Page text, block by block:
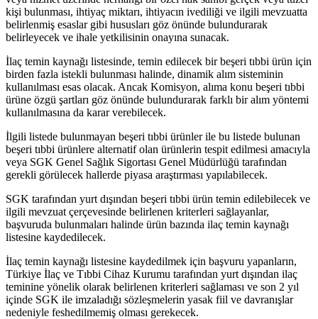
kişi bulunması, ihtiyaç miktarı, ihtiyacın ivediliği ve ilgili mevzuatta
belirlenmiş esaslar gibi hususları göz önünde bulundurarak
belirleyecek ve ihale yetkilisinin onayına sunacak.
İlaç temin kaynağı listesinde, temin edilecek bir beşeri tıbbi ürün için
birden fazla istekli bulunması halinde, dinamik alım sisteminin
kullanılması esas olacak. Ancak Komisyon, alıma konu beşeri tıbbi
ürüne özgü şartları göz önünde bulundurarak farklı bir alım yöntemi
kullanılmasına da karar verebilecek.
İlgili listede bulunmayan beşeri tıbbi ürünler ile bu listede bulunan
beşeri tıbbi ürünlere alternatif olan ürünlerin tespit edilmesi amacıyla
veya SGK Genel Sağlık Sigortası Genel Müdürlüğü tarafından
gerekli görülecek hallerde piyasa araştırması yapılabilecek.
SGK tarafından yurt dışından beşeri tıbbi ürün temin edilebilecek ve
ilgili mevzuat çerçevesinde belirlenen kriterleri sağlayanlar,
başvuruda bulunmaları halinde ürün bazında ilaç temin kaynağı
listesine kaydedilecek.
İlaç temin kaynağı listesine kaydedilmek için başvuru yapanların,
Türkiye İlaç ve Tıbbi Cihaz Kurumu tarafından yurt dışından ilaç
teminine yönelik olarak belirlenen kriterleri sağlaması ve son 2 yıl
içinde SGK ile imzaladığı sözleşmelerin yasak fiil ve davranışlar
nedeniyle feshedilmemiş olması gerekecek.